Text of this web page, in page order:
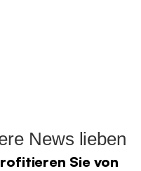
News lieben
Sie von